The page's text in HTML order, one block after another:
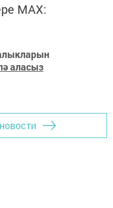
MАХ:
аласыз